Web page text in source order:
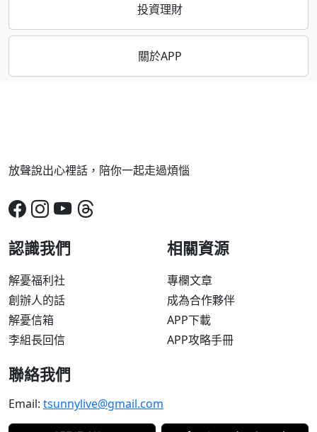
投資理財
關於APP
放聲說出心裡話，陪你一起走過煩惱
認識我們
解憂福利社
創辦人的話
解憂信箱
李組長回信
相關資源
專欄文章
成為合作夥伴
APP下載
APP攻略手冊
聯絡我們
Email: tsunnylive@gmail.com